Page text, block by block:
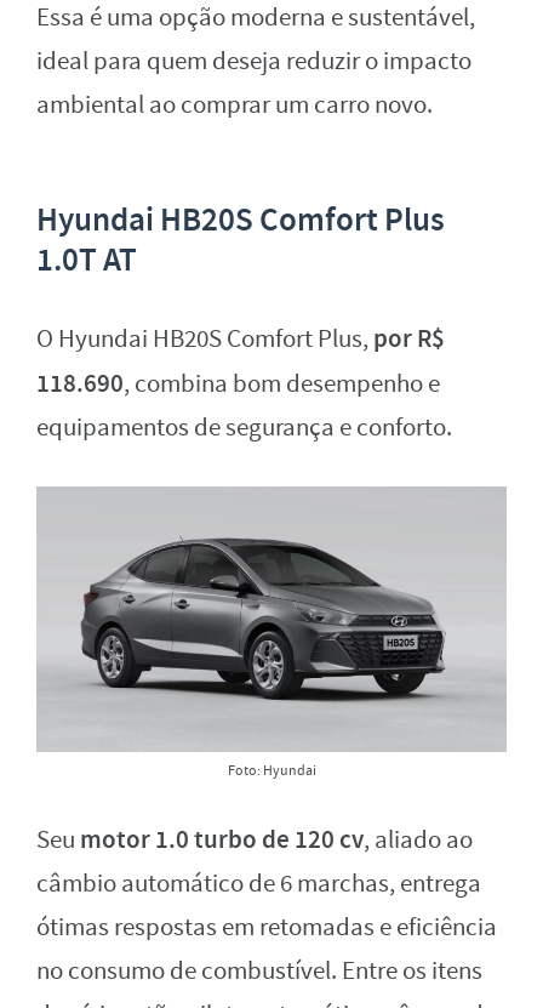
Essa é uma opção moderna e sustentável,
ideal para quem deseja reduzir o impacto
ambiental ao comprar um carro novo.
Hyundai HB20S Comfort Plus
1.0T AT
O Hyundai HB20S Comfort Plus, por R$
118.690, combina bom desempenho e
equipamentos de segurança e conforto.
Foto: Hyundai
Seu motor 1.0 turbo de 120 cv, aliado ao
câmbio automático de 6 marchas, entrega
ótimas respostas em retomadas e eficiência
no consumo de combustível. Entre os itens